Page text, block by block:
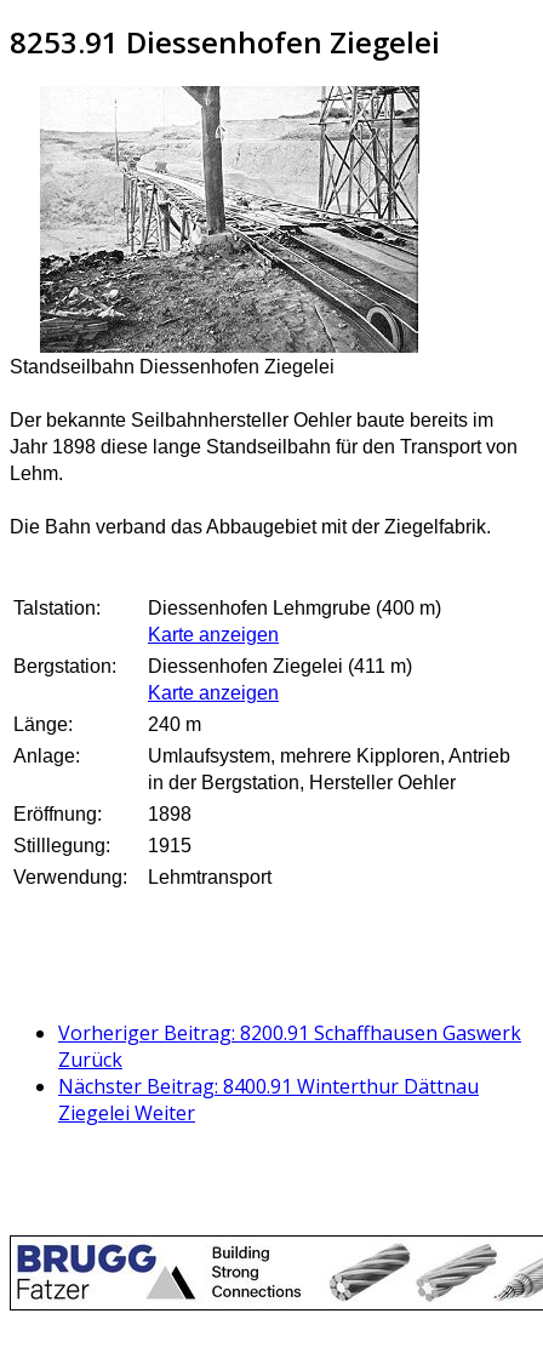
8253.91 Diessenhofen Ziegelei
Standseilbahn Diessenhofen Ziegelei
Der bekannte Seilbahnhersteller Oehler baute bereits im
Jahr 1898 diese lange Standseilbahn für den Transport von
Lehm.
Die Bahn verband das Abbaugebiet mit der Ziegelfabrik.
Talstation:
Diessenhofen Lehmgrube (400 m)
Karte anzeigen
Bergstation:
Diessenhofen Ziegelei (411 m)
Karte anzeigen
Länge:
240 m
Anlage:
Umlaufsystem, mehrere Kipploren, Antrieb
in der Bergstation, Hersteller Oehler
Eröffnung:
1898
Stilllegung:
1915
Verwendung:
Lehmtransport
Vorheriger Beitrag: 8200.91 Schaffhausen Gaswerk
Zurück
Nächster Beitrag: 8400.91 Winterthur Dättnau
Ziegelei Weiter